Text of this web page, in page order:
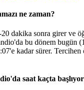
ne zaman?
dakika sonra girer ve
bu dönem bugün
'e kadar sürer. Tercihen
saat kaçta